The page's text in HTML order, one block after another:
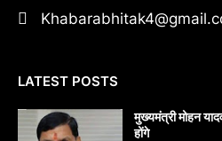
LATEST POSTS
मुख्यमंत्री मोहन
होंगे